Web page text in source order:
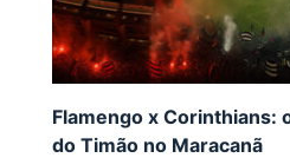
Flamengo x Corinthians:
do Timão no Maracanã